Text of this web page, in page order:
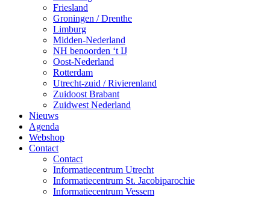
Friesland
Groningen / Drenthe
Limburg
Midden-Nederland
NH benoorden ‘t IJ
Oost-Nederland
Rotterdam
Utrecht-zuid / Rivierenland
Zuidoost Brabant
Zuidwest Nederland
Nieuws
Agenda
Webshop
Contact
Contact
Informatiecentrum Utrecht
Informatiecentrum St. Jacobiparochie
Informatiecentrum Vessem